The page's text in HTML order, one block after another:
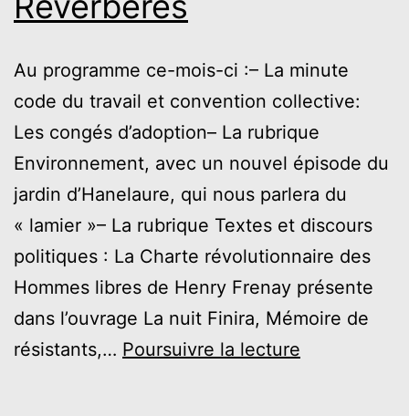
Au programme ce-mois-ci :– La minute
code du travail et convention collective:
Les congés d’adoption– La rubrique
Environnement, avec un nouvel épisode du
jardin d’Hanelaure, qui nous parlera du
« lamier »– La rubrique Textes et discours
politiques : La Charte révolutionnaire des
Hommes libres de Henry Frenay présente
dans l’ouvrage La nuit Finira, Mémoire de
résistants,… Poursuivre la lecture